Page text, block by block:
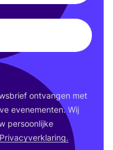
ont­van­gen met
eve­ne­men­ten. Wij
per­soon­lij­ke